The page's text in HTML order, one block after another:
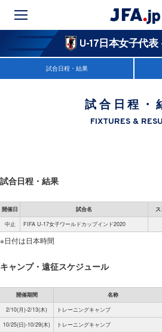
U-17日本女子代表
試合日程・結果
試合日程・
FIXTURES &
試合日程・結果
開催日 試合名 ス
中止
FIFA U-17女子ワールドカップインド2020
※日付は日本時間
キャンプ・遠征スケジュール
開催期間 名称
2/10(月)-2/13(木)
トレーニングキャンプ
10/25(日)-10/29(木)
トレーニングキャンプ